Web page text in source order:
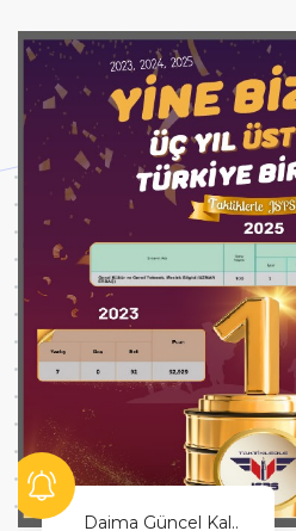
Hayallerinin Peşinden Git!